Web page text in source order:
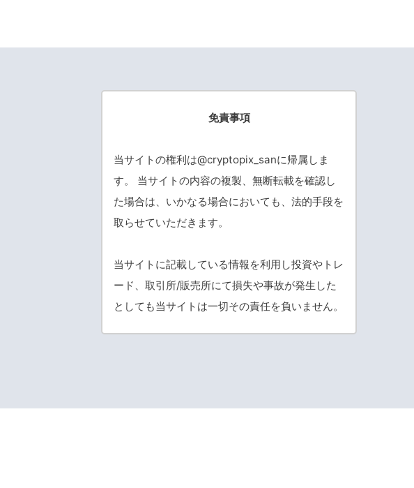
免責事項
当サイトの権利は@cryptopix_sanに帰属しま
す。 当サイトの内容の複製、無断転載を確認し
た場合は、いかなる場合においても、法的手段を
取らせていただきます。
当サイトに記載している情報を利用し投資やトレ
ード、取引所/販売所にて損失や事故が発生した
としても当サイトは一切その責任を負いません。